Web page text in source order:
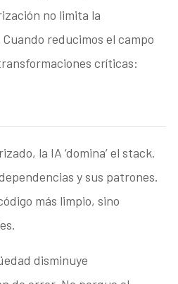
no limita la
reducimos el campo
críticas:
la IA ‘domina’ el stack.
y sus patrones.
más limpio, sino
disminuye